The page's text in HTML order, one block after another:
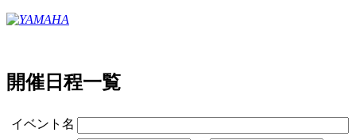
開催日程一覧
イベント名